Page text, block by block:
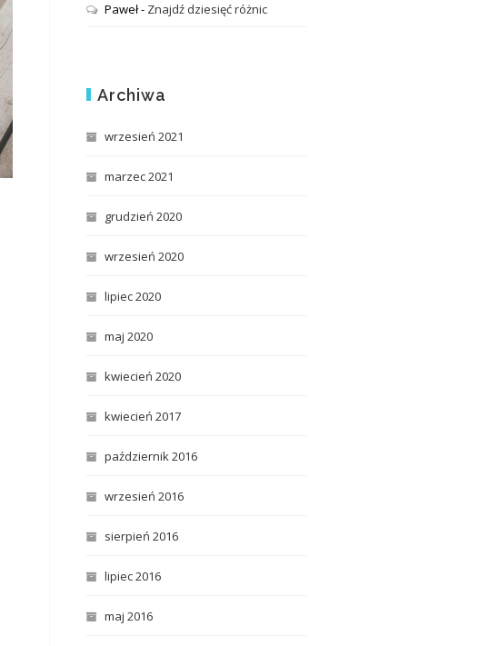
Paweł- Znajdź dziesięć różnic
Archiwa
wrzesień 2021
marzec 2021
grudzień 2020
wrzesień 2020
lipiec 2020
maj 2020
kwiecień 2020
kwiecień 2017
październik 2016
wrzesień 2016
sierpień 2016
lipiec 2016
maj 2016